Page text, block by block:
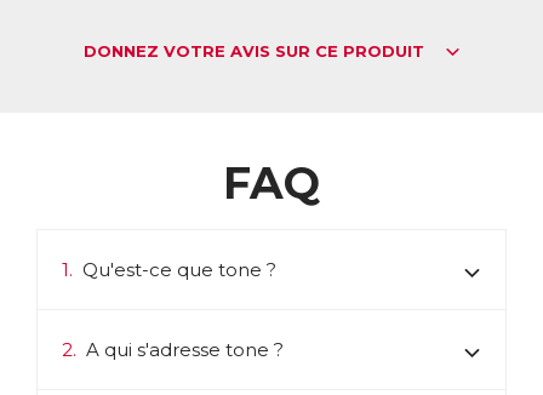
DONNEZ VOTRE AVIS SUR CE PRODUIT
FAQ
1. Qu'est-ce que tone ?
2. A qui s'adresse tone ?